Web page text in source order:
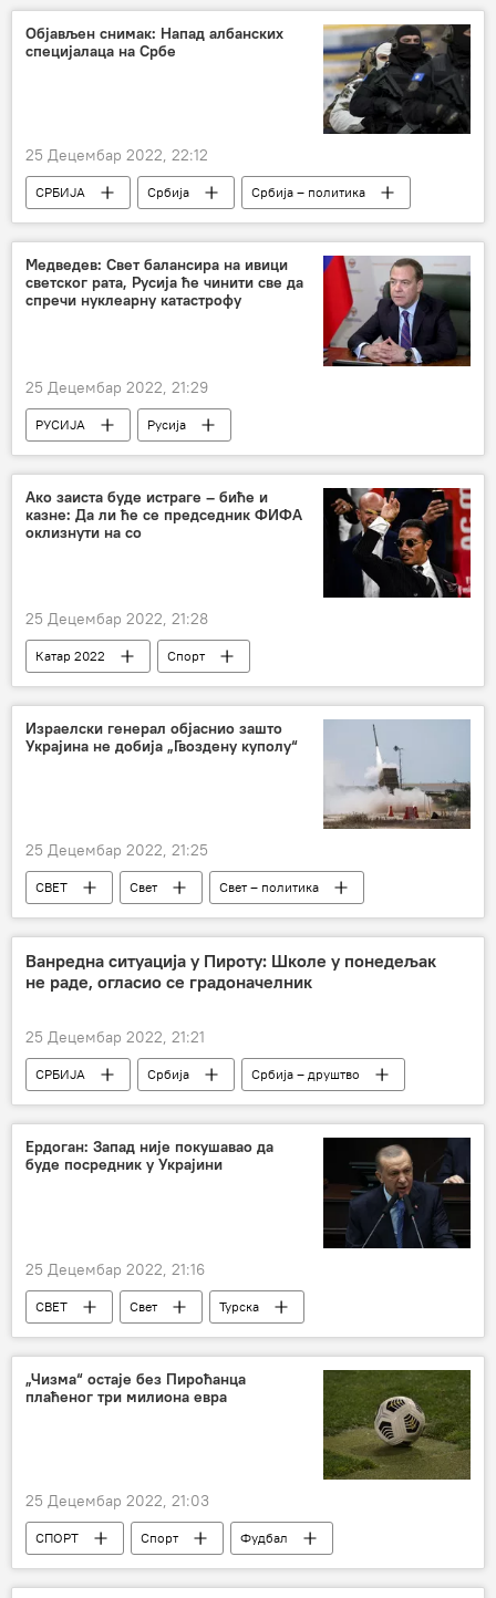
неонацизам
Специјална војна операција у Украјини – вести
Објављен снимак: Напад албанских
специјалаца на Србе
25 Децембар 2022, 22:12
СРБИЈА Србија
Србија – политика
Косово и Метохија (КиМ)
Криза на северу КиМ
пуцњава
РОСУ
Зубин Поток
Медведев: Свет балансира на ивици
светског рата, Русија ће чинити све да
спречи нуклеарну катастрофу
25 Децембар 2022, 21:29
РУСИЈА
Русија
Русија – војска и наоружање
Дмитриј Медведев
нуклеарни рат
Ако заиста буде истраге – биће и
казне: Да ли ће се председник ФИФА
оклизнути на со
25 Децембар 2022, 21:28
Катар 2022
Спорт
Катар 2022 – утисак дана
Фудбал
Израелски генерал објаснио зашто
Украјина не добија „Гвоздену куполу“
25 Децембар 2022, 21:25
СВЕТ Свет
Свет – политика
Специјална војна операција у Украјини – вести
Израел
Ванредна ситуација у Пироту: Школе у понедељак
не раде, огласио се градоначелник
25 Децембар 2022, 21:21
СРБИЈА Србија
Србија – друштво
Пирот
ванредна ситуација
железничка несрећа
градоначелник
Ердоган: Запад није покушавао да
буде посредник у Украјини
25 Децембар 2022, 21:16
СВЕТ Свет
Турска
Реџеп Тајип Ердоган
Прехрамбени споразум
„Чизма“ остаје без Пироћанца
плаћеног три милиона евра
25 Децембар 2022, 21:03
СПОРТ Спорт
Фудбал
Лацио
Димитрије Каменовић